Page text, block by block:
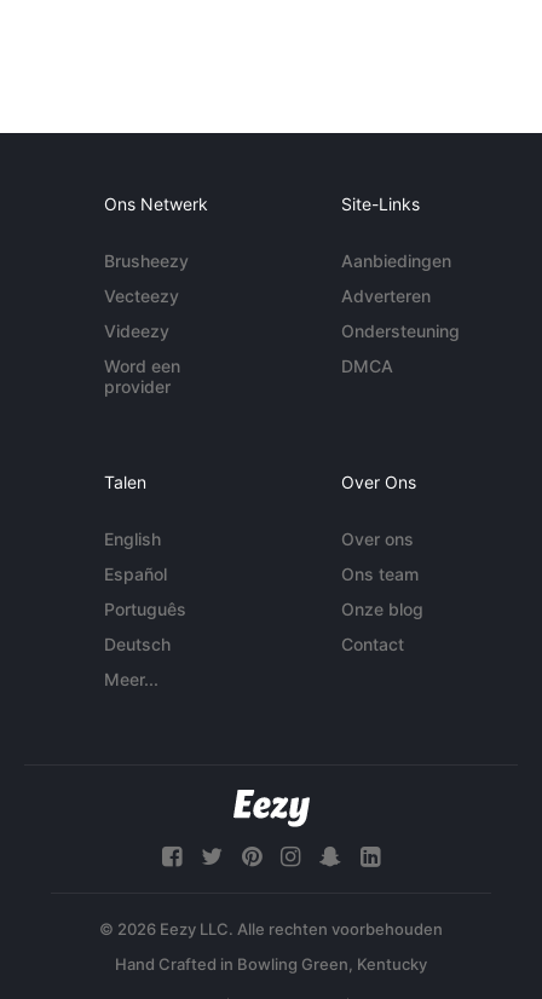
Ons Netwerk
Brusheezy
Vecteezy
Videezy
Word een
provider
Site-Links
Aanbiedingen
Adverteren
Ondersteuning
DMCA
Talen
English
Español
Português
Deutsch
Meer...
Over Ons
Over ons
Ons team
Onze blog
Contact
© 2026 Eezy LLC. Alle rechten voorbehouden